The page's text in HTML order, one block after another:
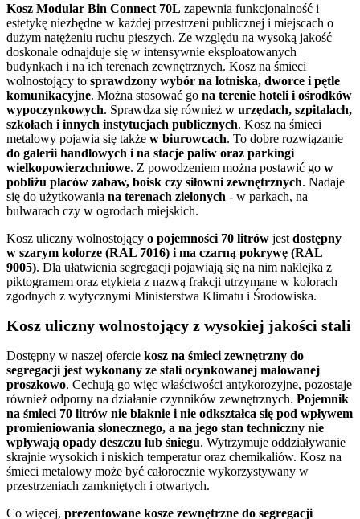
Kosz Modular Bin Connect 70L zapewnia funkcjonalność i
estetykę niezbędne w każdej przestrzeni publicznej i miejscach o
dużym natężeniu ruchu pieszych. Ze względu na wysoką jakość
doskonale odnajduje się w intensywnie eksploatowanych
budynkach i na ich terenach zewnętrznych. Kosz na śmieci
wolnostojący to sprawdzony wybór na lotniska, dworce i pętle
komunikacyjne. Można stosować go na terenie hoteli i ośrodków
wypoczynkowych. Sprawdza się również w urzędach, szpitalach,
szkołach i innych instytucjach publicznych. Kosz na śmieci
metalowy pojawia się także w biurowcach. To dobre rozwiązanie
do galerii handlowych i na stacje paliw oraz parkingi
wielkopowierzchniowe. Z powodzeniem można postawić go w
pobliżu placów zabaw, boisk czy siłowni zewnętrznych. Nadaje
się do użytkowania na terenach zielonych - w parkach, na
bulwarach czy w ogrodach miejskich.
Kosz uliczny wolnostojący o pojemności 70 litrów jest dostępny
w szarym kolorze (RAL 7016) i ma czarną pokrywę (RAL
9005). Dla ułatwienia segregacji pojawiają się na nim naklejka z
piktogramem oraz etykieta z nazwą frakcji utrzymane w kolorach
zgodnych z wytycznymi Ministerstwa Klimatu i Środowiska.
Kosz uliczny wolnostojący z wysokiej jakości stali
Dostępny w naszej ofercie kosz na śmieci zewnętrzny do
segregacji jest wykonany ze stali ocynkowanej malowanej
proszkowo. Cechują go więc właściwości antykorozyjne, pozostaje
również odporny na działanie czynników zewnętrznych. Pojemnik
na śmieci 70 litrów nie blaknie i nie odkształca się pod wpływem
promieniowania słonecznego, a na jego stan techniczny nie
wpływają opady deszczu lub śniegu. Wytrzymuje oddziaływanie
skrajnie wysokich i niskich temperatur oraz chemikaliów. Kosz na
śmieci metalowy może być całorocznie wykorzystywany w
przestrzeniach zamkniętych i otwartych.
Co więcej, prezentowane kosze zewnętrzne do segregacji